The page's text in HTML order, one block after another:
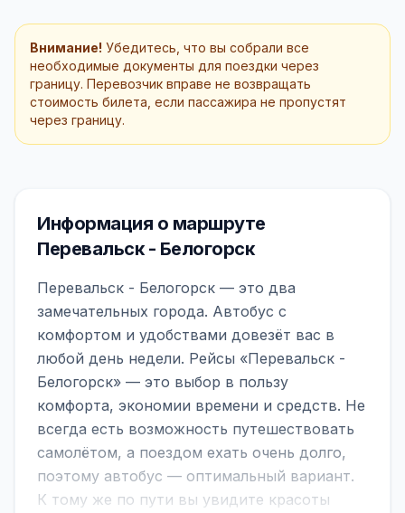
Внимание! Убедитесь, что вы собрали все
необходимые документы для поездки через
границу. Перевозчик вправе не возвращать
стоимость билета, если пассажира не пропустят
через границу.
Информация о маршруте
Перевальск - Белогорск
Перевальск - Белогорск — это два
замечательных города. Автобус с
комфортом и удобствами довезёт вас в
любой день недели. Рейсы «Перевальск -
Белогорск» — это выбор в пользу
комфорта, экономии времени и средств. Не
всегда есть возможность путешествовать
самолётом, а поездом ехать очень долго,
поэтому автобус — оптимальный вариант.
К тому же по пути вы увидите красоты